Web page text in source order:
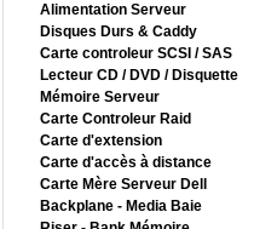
Alimentation Serveur
Disques Durs & Caddy
Carte controleur SCSI / SAS
Lecteur CD / DVD / Disquette
Mémoire Serveur
Carte Controleur Raid
Carte d'extension
Carte d'accès à distance
Carte Mère Serveur Dell
Backplane - Media Baie